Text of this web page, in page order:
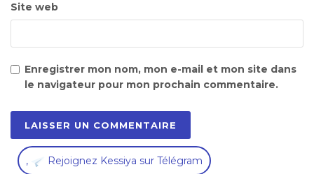
Site web
Enregistrer mon nom, mon e-mail et mon site dans
le navigateur pour mon prochain commentaire.
, Rejoignez Kessiya sur Télégram